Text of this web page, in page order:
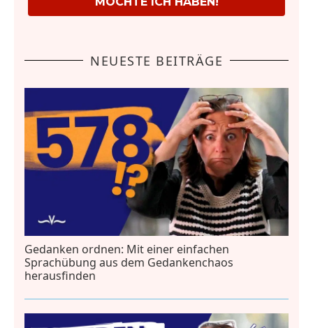
NEUESTE BEITRÄGE
Gedanken ordnen: Mit einer einfachen
Sprachübung aus dem Gedankenchaos
herausfinden